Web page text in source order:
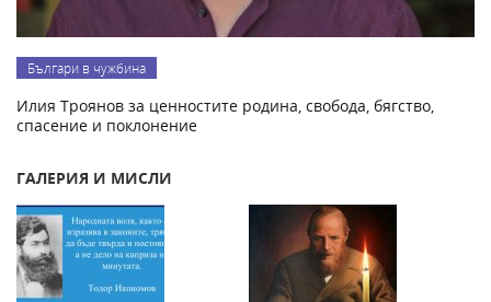
Българи в чужбина
Илия Троянов за ценностите родина, свобода, бягство,
спасение и поклонение
ГАЛЕРИЯ И МИСЛИ